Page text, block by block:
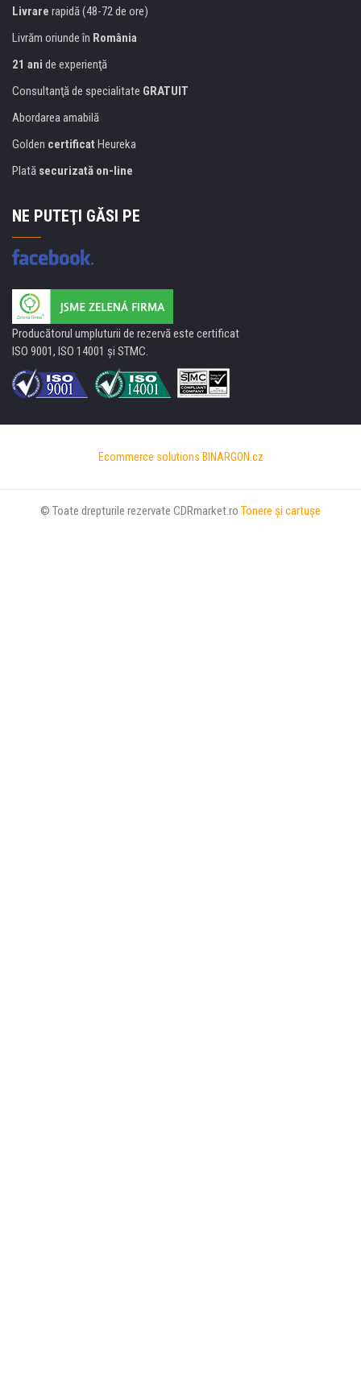
Livrare rapidă (48-72 de ore)
Livrăm oriunde în România
21 ani de experienţă
Consultanţă de specialitate GRATUIT
Abordarea amabilă
Golden certificat Heureka
Plată securizată on-line
NE PUTEŢI GĂSI PE
Producătorul umpluturii de rezervă este certificat
ISO 9001, ISO 14001 şi STMC.
Ecommerce solutions BINARGON.cz
© Toate drepturile rezervate CDRmarket.ro Tonere şi cartuşe